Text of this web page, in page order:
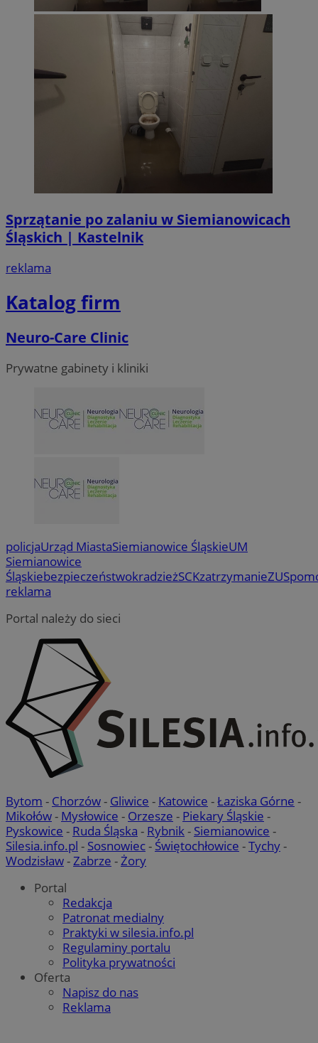
Sprzątanie po zalaniu w Siemianowicach
Śląskich | Kastelnik
reklama
Katalog firm
Neuro-Care Clinic
Prywatne gabinety i kliniki
policjaUrząd MiastaSiemianowice ŚląskieUM
Siemianowice
ŚląskiebezpieczeństwokradzieżSCKzatrzymanieZUS
reklama
Portal należy do sieci
Bytom - Chorzów- Gliwice - Katowice -Łaziska Górne -
Mikołów- Mysłowice - Orzesze - Piekary Śląskie -
Pyskowice - Ruda Śląska - Rybnik - Siemianowice -
Silesia.info.pl - Sosnowiec- Świętochłowice -Tychy-
Wodzisław- Zabrze - Żory
Portal
Redakcja
Patronat medialny
Praktyki w silesia.info.pl
Regulaminy portalu
Polityka prywatności
Oferta
Napisz do nas
Reklama